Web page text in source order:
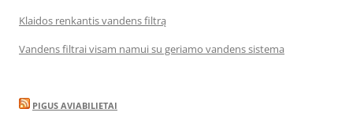
Klaidos renkantis vandens filtrą
Vandens filtrai visam namui su geriamo vandens sistema
PIGUS AVIABILIETAI